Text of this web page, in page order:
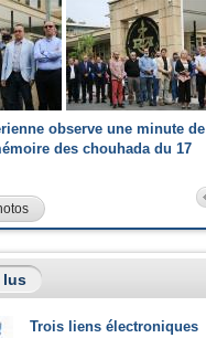
observe une minute de
des chouhada du 17
lus
Trois liens électroniques